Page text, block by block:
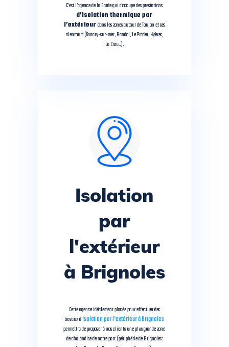
C’est l’agence de la Garde qui s’occupe des prestations
d’isolation thermique par
l’extérieur dans les zones autour de Toulon et ses
alentours (Sanary-sur-mer, Bandol, Le Pradet, Hyères,
La Crau..).
Isolation
par
l'extérieur
à Brignoles
Cette agence idéalement placée pour effectuer des
travaux d’isolation par l’extérieur à Brignoles
permettra de proposer à nos clients une plus grande zone
de chalandise de notre part (périphérie de Brignoles: